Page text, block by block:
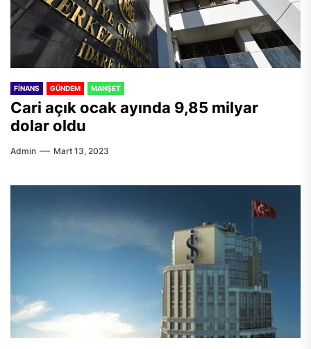
FINANS GÜNDEM MANŞET
Cari açık ocak ayında 9,85 milyar
dolar oldu
Admin Mart 13, 2023